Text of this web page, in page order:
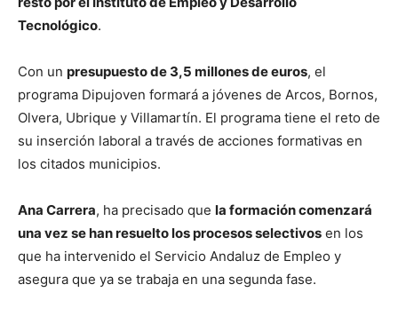
Tecnológico.
Con un presupuesto de 3,5 millones de euros, el
programa Dipujoven formará a jóvenes de Arcos, Bornos,
Olvera, Ubrique y Villamartín. El programa tiene el reto de
su inserción laboral a través de acciones formativas en
los citados municipios.
Ana Carrera, ha precisado que la formación comenzará
una vez se han resuelto los procesos selectivos en los
que ha intervenido el Servicio Andaluz de Empleo y
asegura que ya se trabaja en una segunda fase.